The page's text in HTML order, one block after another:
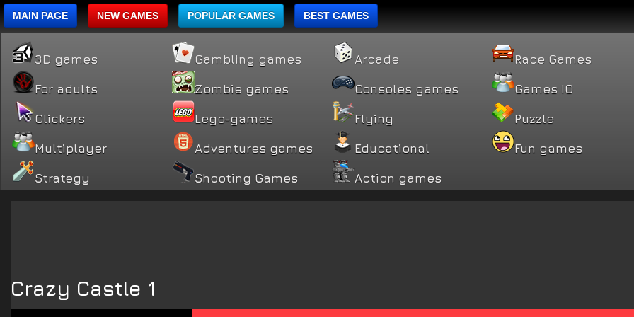
MAIN PAGE NEW GAMES POPULAR GAMES BEST GAMES
3D games Gambling games Arcade Race Games
For adults Zombie games Consoles games Games IO
Clickers Lego-games Flying Puzzle
Multiplayer Adventures games Educational Fun games
Strategy Shooting Games Action games
Crazy Castle 1